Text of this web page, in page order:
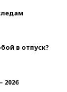
в отпуск?
2026